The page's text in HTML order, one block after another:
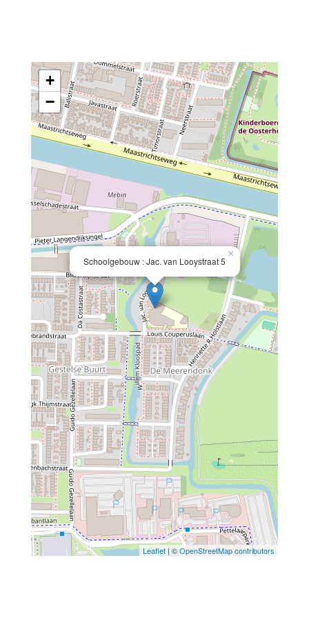
Schoolgebouw : Jac. van Looystraat 5
×
+
−
Leaflet | ©OpenStreetMap contributors